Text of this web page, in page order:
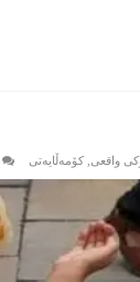
واقعى ,کۆمەڵایەتى